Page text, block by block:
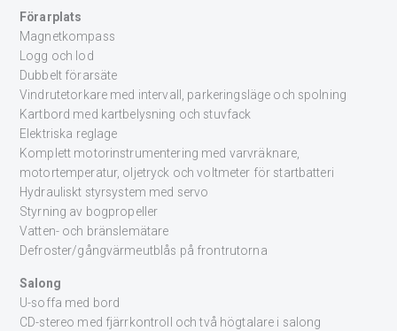
Förarplats
Magnetkompass
Logg och lod
Dubbelt förarsäte
Vindrutetorkare med intervall, parkeringsläge och spolning
Kartbord med kartbelysning och stuvfack
Elektriska reglage
Komplett motorinstrumentering med varvräknare,
motortemperatur, oljetryck och voltmeter för startbatteri
Hydrauliskt styrsystem med servo
Styrning av bogpropeller
Vatten- och bränslemätare
Defroster/gångvärmeutblås på frontrutorna
Salong
U-soffa med bord
CD-stereo med fjärrkontroll och två högtalare i salong